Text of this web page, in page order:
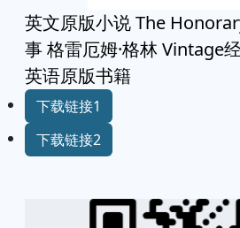
英文原版小说 The
事 格雷厄姆·格林 Vintage
英语原版书籍
下载链接1
下载链接2